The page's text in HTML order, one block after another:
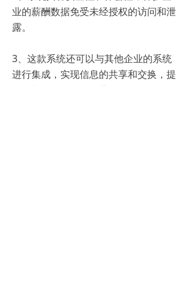
业的薪酬数据免受未经授权的访问和泄
露。
3、这款系统还可以与其他企业的系统
进行集成，实现信息的共享和交换，提
供更加全面和准确的薪酬管理服务。